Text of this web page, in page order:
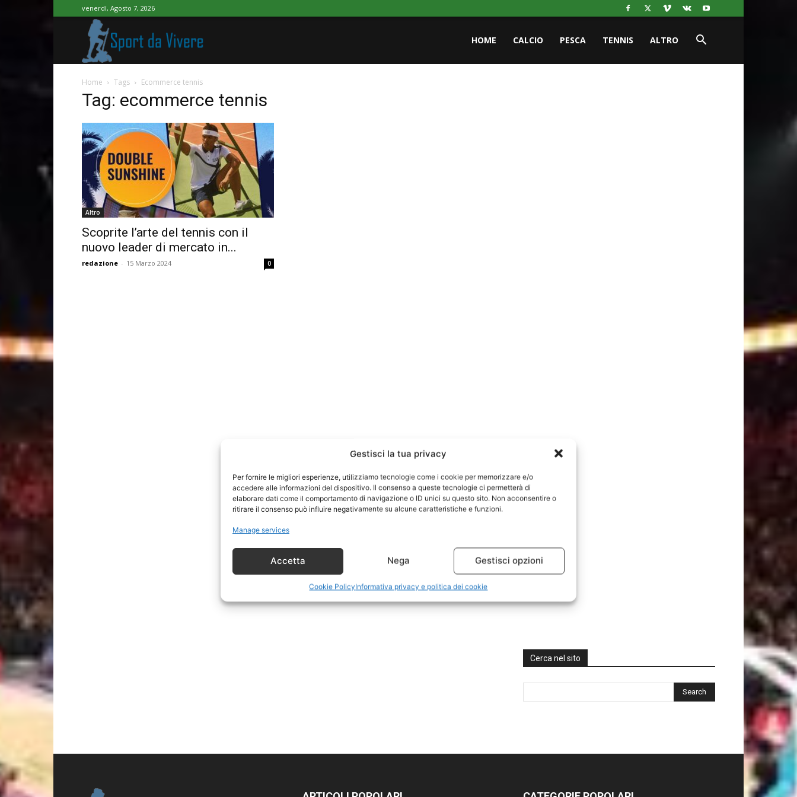
Gestisci la tua privacy
Per fornire le migliori esperienze, utilizziamo tecnologie come i cookie per memorizzare e/o
accedere alle informazioni del dispositivo. Il consenso a queste tecnologie ci permetterà di
elaborare dati come il comportamento di navigazione o ID unici su questo sito. Non acconsentire o
ritirare il consenso può influire negativamente su alcune caratteristiche e funzioni.
Manage services
Accetta Nega Gestisci opzioni
Cookie PolicyInformativa privacy e politica dei cookie
venerdì, Agosto 7, 2026
Vivere
HOME CALCIO PESCA TENNIS ALTRO
Home Tags Ecommerce tennis
Tag: ecommerce tennis
Altro
Scoprite l’arte del tennis con il
nuovo leader di mercato in...
redazione - 15 Marzo 2024 0
Cerca nel sito